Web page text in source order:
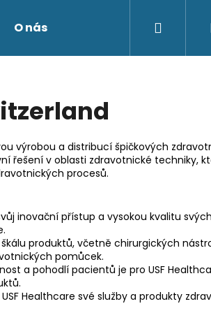
O nás
výrobou a distribucí špičkových
řešení v oblasti zdravotnické techniky,
procesů.
inovační přístup a vysokou kvalitu
produktů, včetně chirurgických
pomůcek.
a pohodlí pacientů je pro USF
Healthcare své služby a produkty